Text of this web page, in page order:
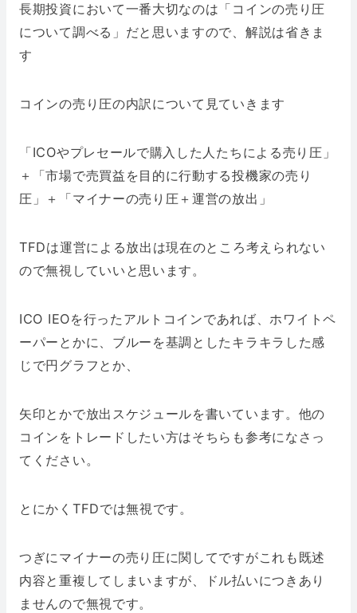
長期投資において一番大切なのは「コインの売り圧
について調べる」だと思いますので、解説は省きま
す
コインの売り圧の内訳について見ていきます
「ICOやプレセールで購入した人たちによる売り圧」
＋「市場で売買益を目的に行動する投機家の売り
圧」＋「マイナーの売り圧＋運営の放出」
TFDは運営による放出は現在のところ考えられない
ので無視していいと思います。
ICO IEOを行ったアルトコインであれば、ホワイトペ
ーパーとかに、ブルーを基調としたキラキラした感
じで円グラフとか、
矢印とかで放出スケジュールを書いています。他の
コインをトレードしたい方はそちらも参考になさっ
てください。
とにかくTFDでは無視です。
つぎにマイナーの売り圧に関してですがこれも既述
内容と重複してしまいますが、ドル払いにつきあり
ませんので無視です。